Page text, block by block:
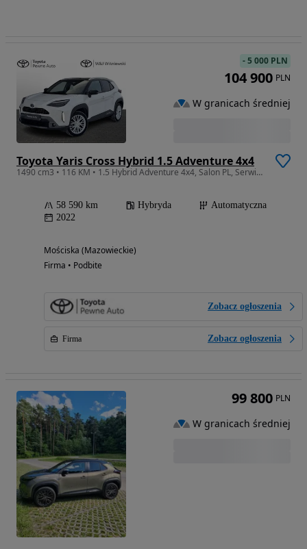
Toyota Yaris Cross Hybrid 1.5 Adventure 4x4
1490 cm3 • 116 KM • 1.5 Hybrid Adventure 4x4, Salon PL, Serwis ASO, Gwarancja, Kamera
58 590 km Hybryda
Automatyczna
2022
Mościska (Mazowieckie)
Firma • Podbite
Zobacz ogłoszenia
Firma Zobacz ogłoszenia
-5 000 PLN
104 900 PLN
W granicach średniej
99 800 PLN
W granicach średniej